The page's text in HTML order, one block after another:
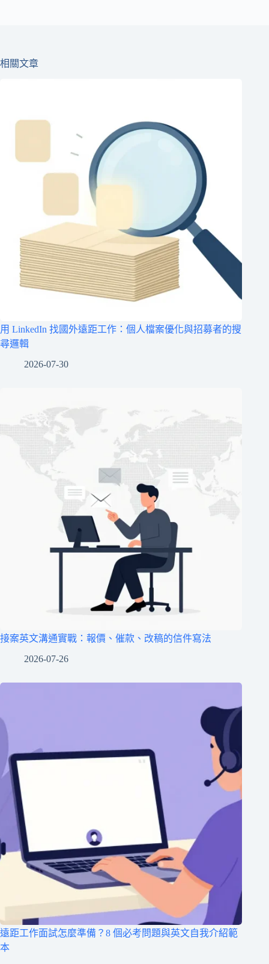
相關文章
用 LinkedIn 找國外遠距工作：個人檔案優化與招募者的搜
尋邏輯
2026-07-30
接案英文溝通實戰：報價、催款、改稿的信件寫法
2026-07-26
遠距工作面試怎麼準備？8 個必考問題與英文自我介紹範
本